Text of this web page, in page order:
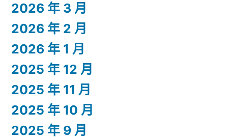
2026 年 3 月
2026 年 2 月
2026 年 1 月
2025 年 12 月
2025 年 11 月
2025 年 10 月
2025 年 9 月